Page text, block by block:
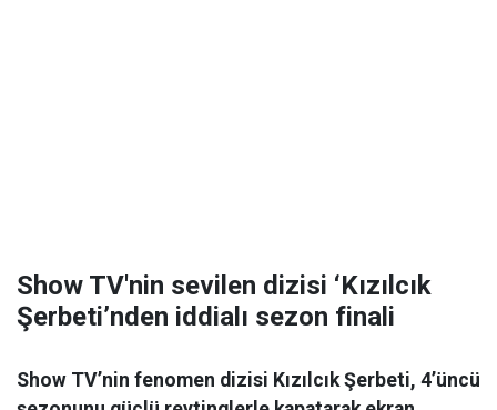
Show TV'nin sevilen dizisi ‘Kızılcık
Şerbeti’nden iddialı sezon finali
Show TV’nin fenomen dizisi Kızılcık Şerbeti, 4’üncü